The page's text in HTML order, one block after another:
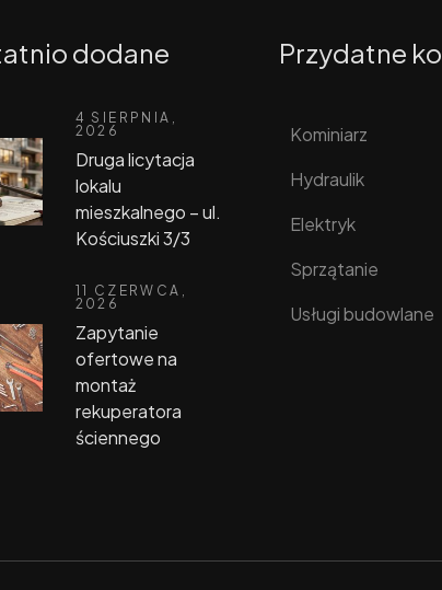
dodane
4 SIERPNIA,
2026
Druga licytacja
lokalu
mieszkalnego – ul.
Kościuszki 3/3
11 CZERWCA,
2026
Zapytanie
ofertowe na
montaż
rekuperatora
ściennego
Przydatne
Kominiarz
Hydraulik
Elektryk
Sprzątanie
Usługi budowlane